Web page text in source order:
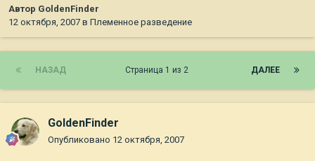
Автор GoldenFinder
12 октября, 2007 в Племенное разведение
НАЗАД ДАЛЕЕ
Страница 1 из 2
GoldenFinder
Опубликовано 12 октября, 2007